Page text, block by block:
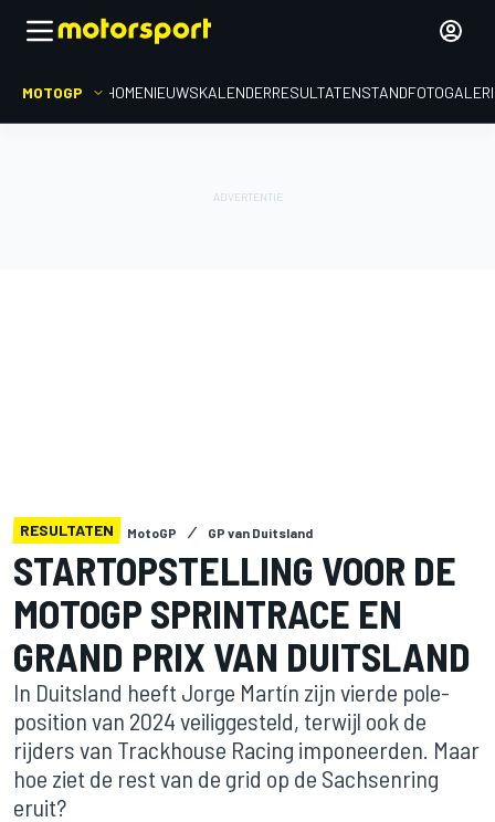
MOTOGP HOMENIEUWSKALENDERRESULTATENSTAND
RESULTATEN MotoGP GP van Duitsland
STARTOPSTELLING VOOR DE
MOTOGP SPRINTRACE EN
GRAND PRIX VAN DUITSLAND
In Duitsland heeft Jorge Martín zijn vierde pole-
position van 2024 veiliggesteld, terwijl ook de
rijders van Trackhouse Racing imponeerden. Maar
hoe ziet de rest van de grid op de Sachsenring
eruit?